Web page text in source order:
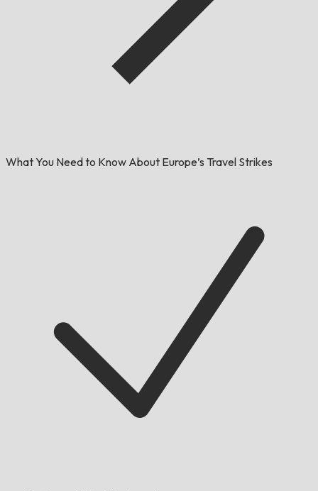
What You Need to Know About Europe’s Travel Strikes